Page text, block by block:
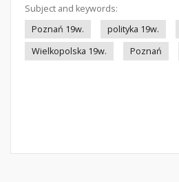
Subject and keywords:
Poznań 19w.
polityka 19w.
Wielkopolska 19w.
Poznań